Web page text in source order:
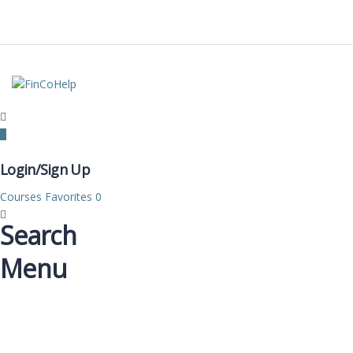
Login/Sign Up
Courses Favorites 0
Search
Menu